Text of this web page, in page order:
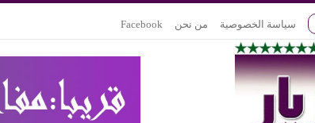
سياسة الخصوصية من نحن Facebook